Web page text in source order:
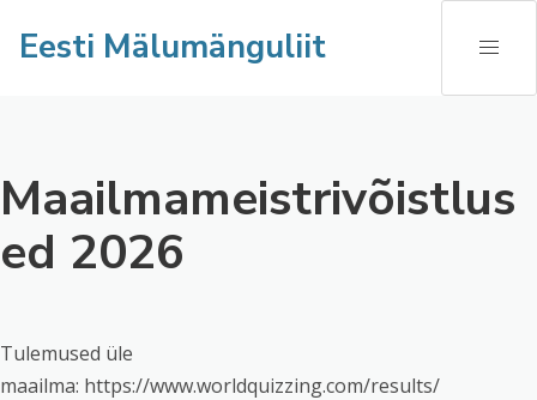
Eesti Mälumänguliit
Maailmameistrivõistlus
ed 2026
Tulemused üle
maailma: https://www.worldquizzing.com/results/